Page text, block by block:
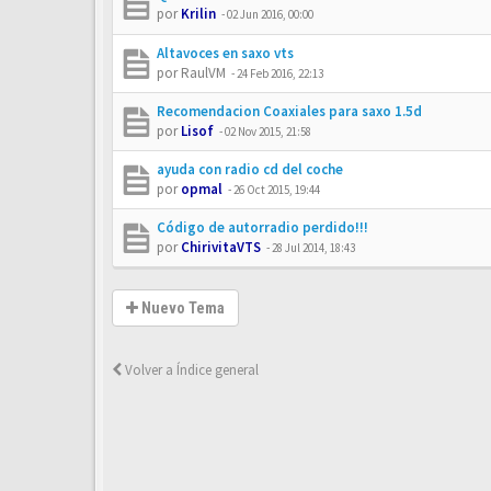
porKrilin -02 Jun 2016, 00:00
Altavoces en saxo vts
porRaulVM -24 Feb 2016, 22:13
Recomendacion Coaxiales para saxo 1.5d
porLisof -02 Nov 2015, 21:58
ayuda con radio cd del coche
poropmal -26 Oct 2015, 19:44
Código de autorradio perdido!!!
porChirivitaVTS -28 Jul 2014, 18:43
Nuevo Tema
Volver a Índice general